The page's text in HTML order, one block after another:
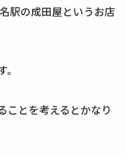
karseellはどこで売っ
売店も調査
ットが廃盤？なぜ？
駅の成田屋というお店
ことを考えるとかなり